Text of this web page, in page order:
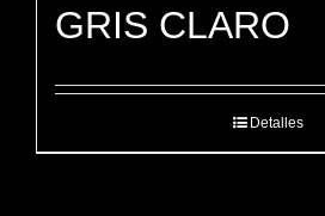
GRIS CLARO
Detalles